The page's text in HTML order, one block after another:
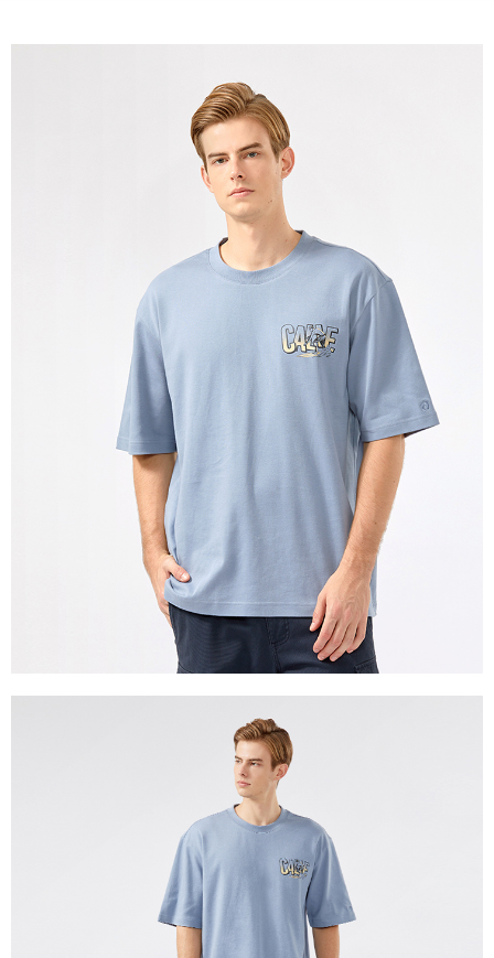
每筆NT$130，滿NT$1,000(含以上)免運費